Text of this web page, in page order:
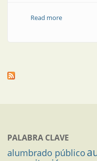
Read moreabout Visita
PALABRA CLAVE
alumbrado público